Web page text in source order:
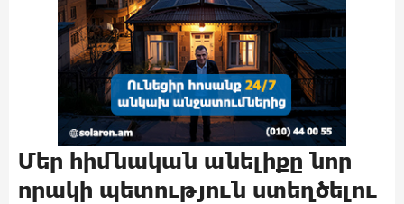
Մեր հիմնական անելիքը նոր
որակի պետություն ստեղծելու